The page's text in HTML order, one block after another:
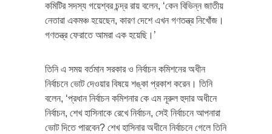
কমিটির সদস্য গয়েশ্বর চন্দ্র রায় বলেন, ‘কেন বিভিন্ন জাতীয়
নেতারা একমঞ্চ হয়েছেন, কারণ দেশে এখন গণতন্ত্র নিখোঁজ।
গণতন্ত্র ফেরাতে আমরা এক হয়েছি।’
তিনি এ সময় বর্তমান সরকার ও নির্বাচন কমিশনের অধীন
নির্বাচনে ভোট দেওয়ার বিষয়ে শঙ্কা প্রকাশ করেন। তিনি
বলেন, ‌‘প্রধান নির্বাচন কমিশনার কে এম নূরুল হুদার অধীনে
নির্বাচন, শেখ হাসিনাকে রেখে নির্বাচন, সেই নির্বাচনে আপনারা
ভোট দিতে পারবেন? শেখ হাসিনার অধীনে নির্বাচনে গেলে তিনি